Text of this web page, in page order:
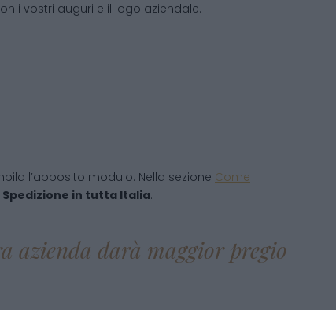
i vostri auguri e il logo aziendale.
l’apposito modulo. Nella sezione Come
Spedizione in tutta Italia.
azienda darà maggior pregio